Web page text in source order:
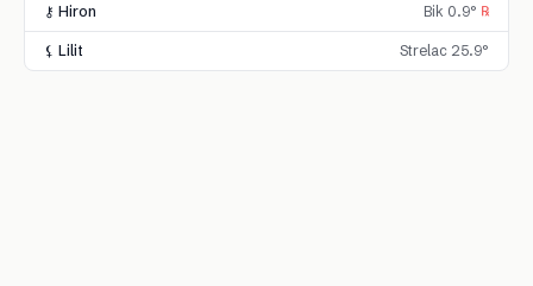
⚷ Hiron Bik 0.9° ℞
⚸ Lilit Strelac 25.9°